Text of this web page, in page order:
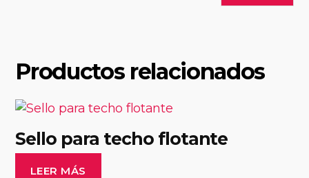
Productos relacionados
Sello para techo flotante
LEER MÁS